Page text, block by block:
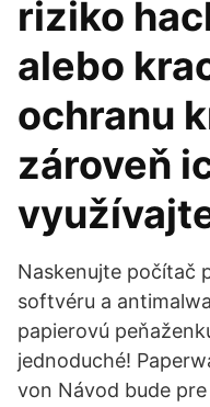
riziko
alebo
ochranu
zároveň
Naskenujte počítač
softvéru a
papierovú
jednoduché!
von Návod bude